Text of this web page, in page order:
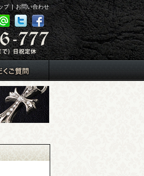
お問い合わせ
|
プ